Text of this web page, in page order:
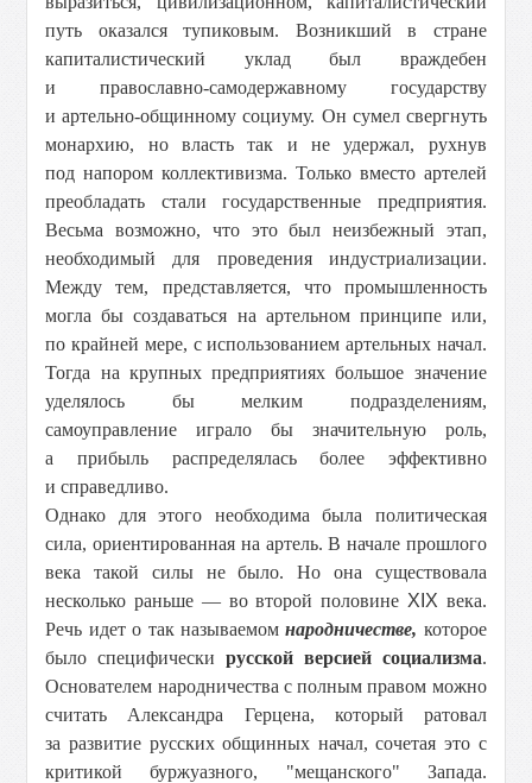
путь оказался тупиковым. Возникший в стране
капиталистический уклад был враждебен
и православно-самодержавному государству
и артельно-общинному социуму. Он сумел свергнуть
монархию, но власть так и не удержал, рухнув
под напором коллективизма. Только вместо артелей
преобладать стали государственные предприятия.
Весьма возможно, что это был неизбежный этап,
необходимый для проведения индустриализации.
Между тем, представляется, что промышленность
могла бы создаваться на артельном принципе или,
по крайней мере, с использованием артельных начал.
Тогда на крупных предприятиях большое значение
уделялось бы мелким подразделениям,
самоуправление играло бы значительную роль,
а прибыль распределялась более эффективно
и справедливо.
Однако для этого необходима была политическая
сила, ориентированная на артель. В начале прошлого
века такой силы не было. Но она существовала
несколько раньше — во второй половине XIX века.
Речь идет о так называемомнародничестве, которое
было специфически русской версией социализма.
Основателем народничества с полным правом можно
считать Александра Герцена, который ратовал
за развитие русских общинных начал, сочетая это с
критикой буржуазного, "мещанского" Запада.